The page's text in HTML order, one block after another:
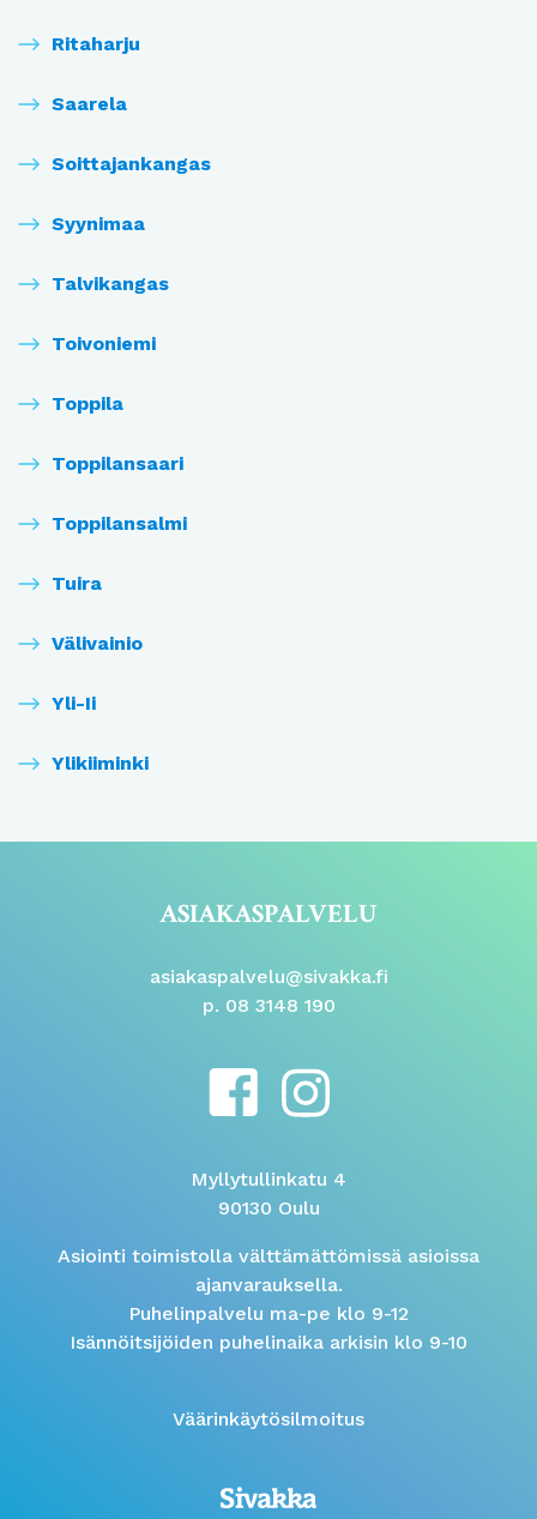
Ritaharju
Saarela
Soittajankangas
Syynimaa
Talvikangas
Toivoniemi
Toppila
Toppilansaari
Toppilansalmi
Tuira
Välivainio
Yli-Ii
Ylikiiminki
ASIAKASPALVELU
asiakaspalvelu@sivakka.fi
p. 08 3148 190
Myllytullinkatu 4
90130 Oulu
Asiointi toimistolla välttämättömissä asioissa
ajanvarauksella.
Puhelinpalvelu ma-pe klo 9-12
Isännöitsijöiden puhelinaika arkisin klo 9-10
Väärinkäytösilmoitus